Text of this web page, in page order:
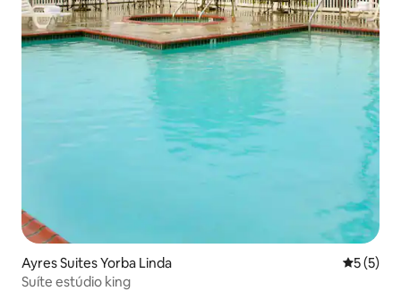
Ayres Suites Yorba Linda 5 de
5 (5)
Suíte estúdio king